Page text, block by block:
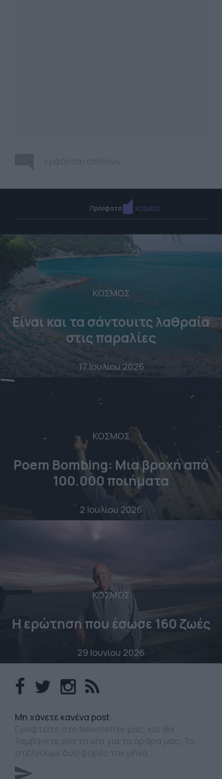
Πρόσφατα ΚΟΣΜΟΣ
ΚΟΣΜΟΣ
Είναι και τα σάντουιτς λαθραία
στις παραλίες
17 Ιουλίου 2026
ΚΟΣΜΟΣ
Poem Bombing: Mια βροχή από
100.000 ποιήματα
2 Ιουλίου 2026
ΚΟΣΜΟΣ
Η ερώτηση που έσωσε 160 ζωές
29 Ιουνίου 2026
Mη χάνετε κανένα post